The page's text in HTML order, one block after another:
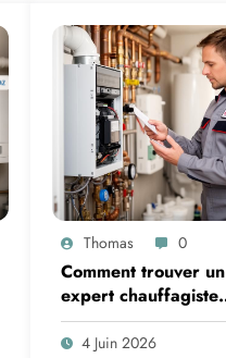
Thomas 0
Comment trouver un
expert chauffagiste
pour l’entretien de
votre système de
4 Juin 2026